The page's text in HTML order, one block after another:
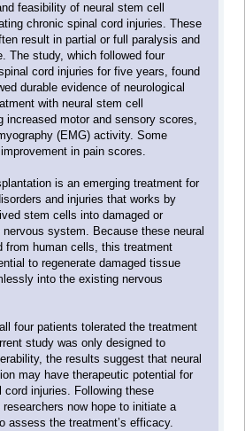
feasibility of neural stem cell
chronic spinal cord injuries. These
result in partial or full paralysis and
The study, which followed four
cord injuries for five years, found
durable evidence of neurological
with neural stem cell
increased motor and sensory scores,
(EMG) activity. Some
in pain scores.
is an emerging treatment for
and injuries that works by
stem cells into damaged or
system. Because these neural
from human cells, this treatment
to regenerate damaged tissue
into the existing nervous
four patients tolerated the treatment
study was only designed to
the results suggest that neural
may have therapeutic potential for
cord injuries. Following these
now hope to initiate a
assess the treatment’s efficacy.